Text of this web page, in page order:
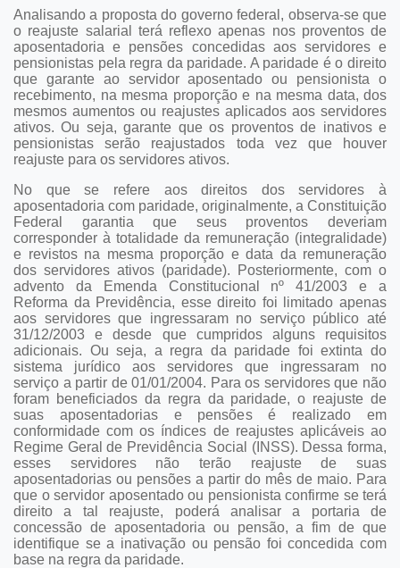
Analisando a proposta do governo federal, observa-se que
o reajuste salarial terá reflexo apenas nos proventos de
aposentadoria e pensões concedidas aos servidores e
pensionistas pela regra da paridade. A paridade é o direito
que garante ao servidor aposentado ou pensionista o
recebimento, na mesma proporção e na mesma data, dos
mesmos aumentos ou reajustes aplicados aos servidores
ativos. Ou seja, garante que os proventos de inativos e
pensionistas serão reajustados toda vez que houver
reajuste para os servidores ativos.
No que se refere aos direitos dos servidores à
aposentadoria com paridade, originalmente, a Constituição
Federal garantia que seus proventos deveriam
corresponder à totalidade da remuneração (integralidade)
e revistos na mesma proporção e data da remuneração
dos servidores ativos (paridade). Posteriormente, com o
advento da Emenda Constitucional nº 41/2003 e a
Reforma da Previdência, esse direito foi limitado apenas
aos servidores que ingressaram no serviço público até
31/12/2003 e desde que cumpridos alguns requisitos
adicionais. Ou seja, a regra da paridade foi extinta do
sistema jurídico aos servidores que ingressaram no
serviço a partir de 01/01/2004. Para os servidores que não
foram beneficiados da regra da paridade, o reajuste de
suas aposentadorias e pensões é realizado em
conformidade com os índices de reajustes aplicáveis ao
Regime Geral de Previdência Social (INSS). Dessa forma,
esses servidores não terão reajuste de suas
aposentadorias ou pensões a partir do mês de maio. Para
que o servidor aposentado ou pensionista confirme se terá
direito a tal reajuste, poderá analisar a portaria de
concessão de aposentadoria ou pensão, a fim de que
identifique se a inativação ou pensão foi concedida com
base na regra da paridade.